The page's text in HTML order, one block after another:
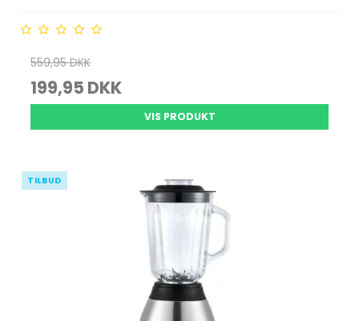
559,95 DKK
199,95 DKK
VIS PRODUKT
TILBUD